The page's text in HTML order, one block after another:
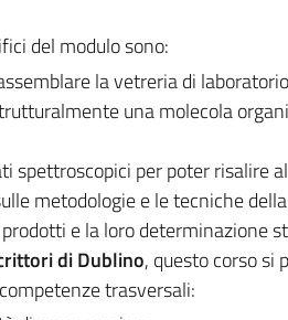
del modulo sono:
la vetreria di
una molecola
spettroscopici per poter risalire
metodologie e le tecniche
e la loro determinazione
di Dublino, questo corso si
trasversali: